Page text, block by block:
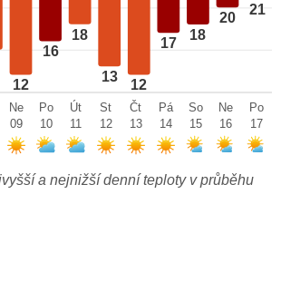
12
16
18
13
12
17
18
20
21
Ne
09
Po
10
Út
11
St
12
Čt
13
Pá
14
So
15
Ne
16
Po
17
a nejnižší denní teploty v průběhu